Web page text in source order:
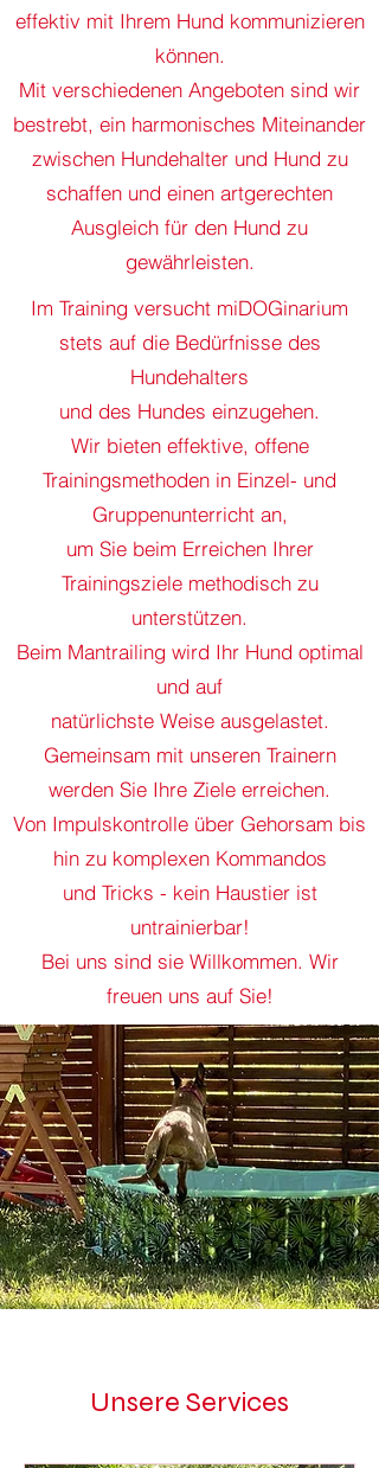
effektiv mit Ihrem Hund kommunizieren
können.
Mit verschiedenen Angeboten sind wir
bestrebt, ein harmonisches Miteinander
zwischen Hundehalter und Hund zu
schaffen und einen artgerechten
Ausgleich für den Hund zu
gewährleisten.
Im Training versucht miDOGinarium
stets auf die Bedürfnisse des
Hundehalters
und des Hundes einzugehen.
Wir bieten effektive, offene
Trainingsmethoden in Einzel- und
Gruppenunterricht an,
um Sie beim Erreichen Ihrer
Trainingsziele methodisch zu
unterstützen.
Beim Mantrailing wird Ihr Hund optimal
und auf
natürlichste Weise ausgelastet.
Gemeinsam mit unseren Trainern
werden Sie Ihre Ziele erreichen.
Von Impulskontrolle über Gehorsam bis
hin zu komplexen Kommandos
und Tricks - kein Haustier ist
untrainierbar!
Bei uns sind sie Willkommen. Wir
freuen uns auf Sie!
Unsere Services